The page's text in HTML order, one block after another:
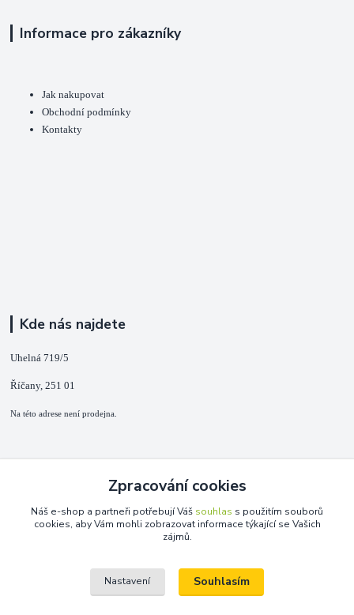
Informace pro zákazníky
Jak nakupovat
Obchodní podmínky
Kontakty
Kde nás najdete
Uhelná 719/5
Říčany, 251 01
Na této adrese není prodejna.
+420 725 889 873
(Po-Ne, 9-18 hod.)
Zpracování cookies
Náš e-shop a partneři potřebují Váš souhlas s použitím souborů
cookies, aby Vám mohli zobrazovat informace týkající se Vašich
zájmů.
Nastavení Souhlasím